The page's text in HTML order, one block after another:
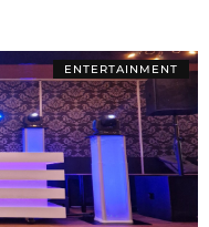
ENTERTAINMENT